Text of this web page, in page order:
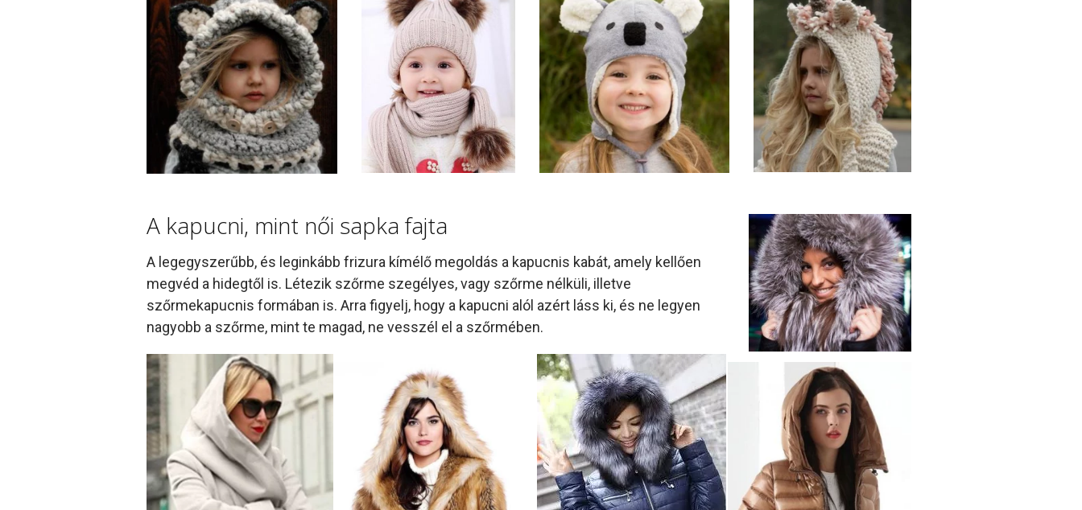
A kapucni, mint női sapka fajta
A legegyszerűbb, és leginkább frizura kímélő megoldás a kapucnis kabát, amely kellően
megvéd a hidegtől is. Létezik szőrme szegélyes, vagy szőrme nélküli, illetve
szőrmekapucnis formában is. Arra figyelj, hogy a kapucni alól azért láss ki, és ne legyen
nagyobb a szőrme, mint te magad, ne vesszél el a szőrmében.